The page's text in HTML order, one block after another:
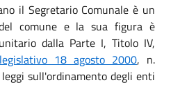
il Segretario Comunale è un
comune e la sua figura è
dalla Parte I, Titolo IV,
18 agosto 2000, n.
sull'ordinamento degli enti